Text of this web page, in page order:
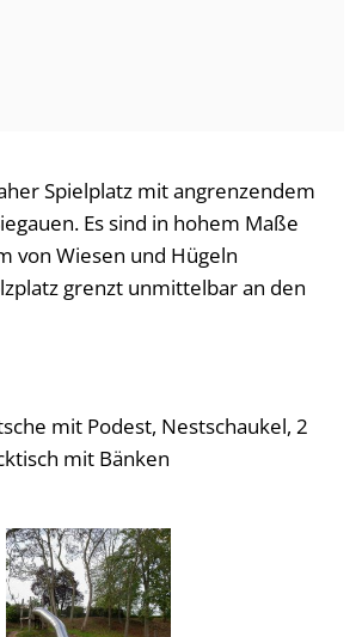
Spielplatz mit angrenzendem
Es sind in hohem Maße
von Wiesen und Hügeln
grenzt unmittelbar an den
mit Podest, Nestschaukel, 2
mit Bänken